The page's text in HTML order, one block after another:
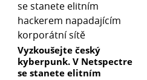
Vyzkoušejte český
kyberpunk. V Netspectre
se stanete elitním